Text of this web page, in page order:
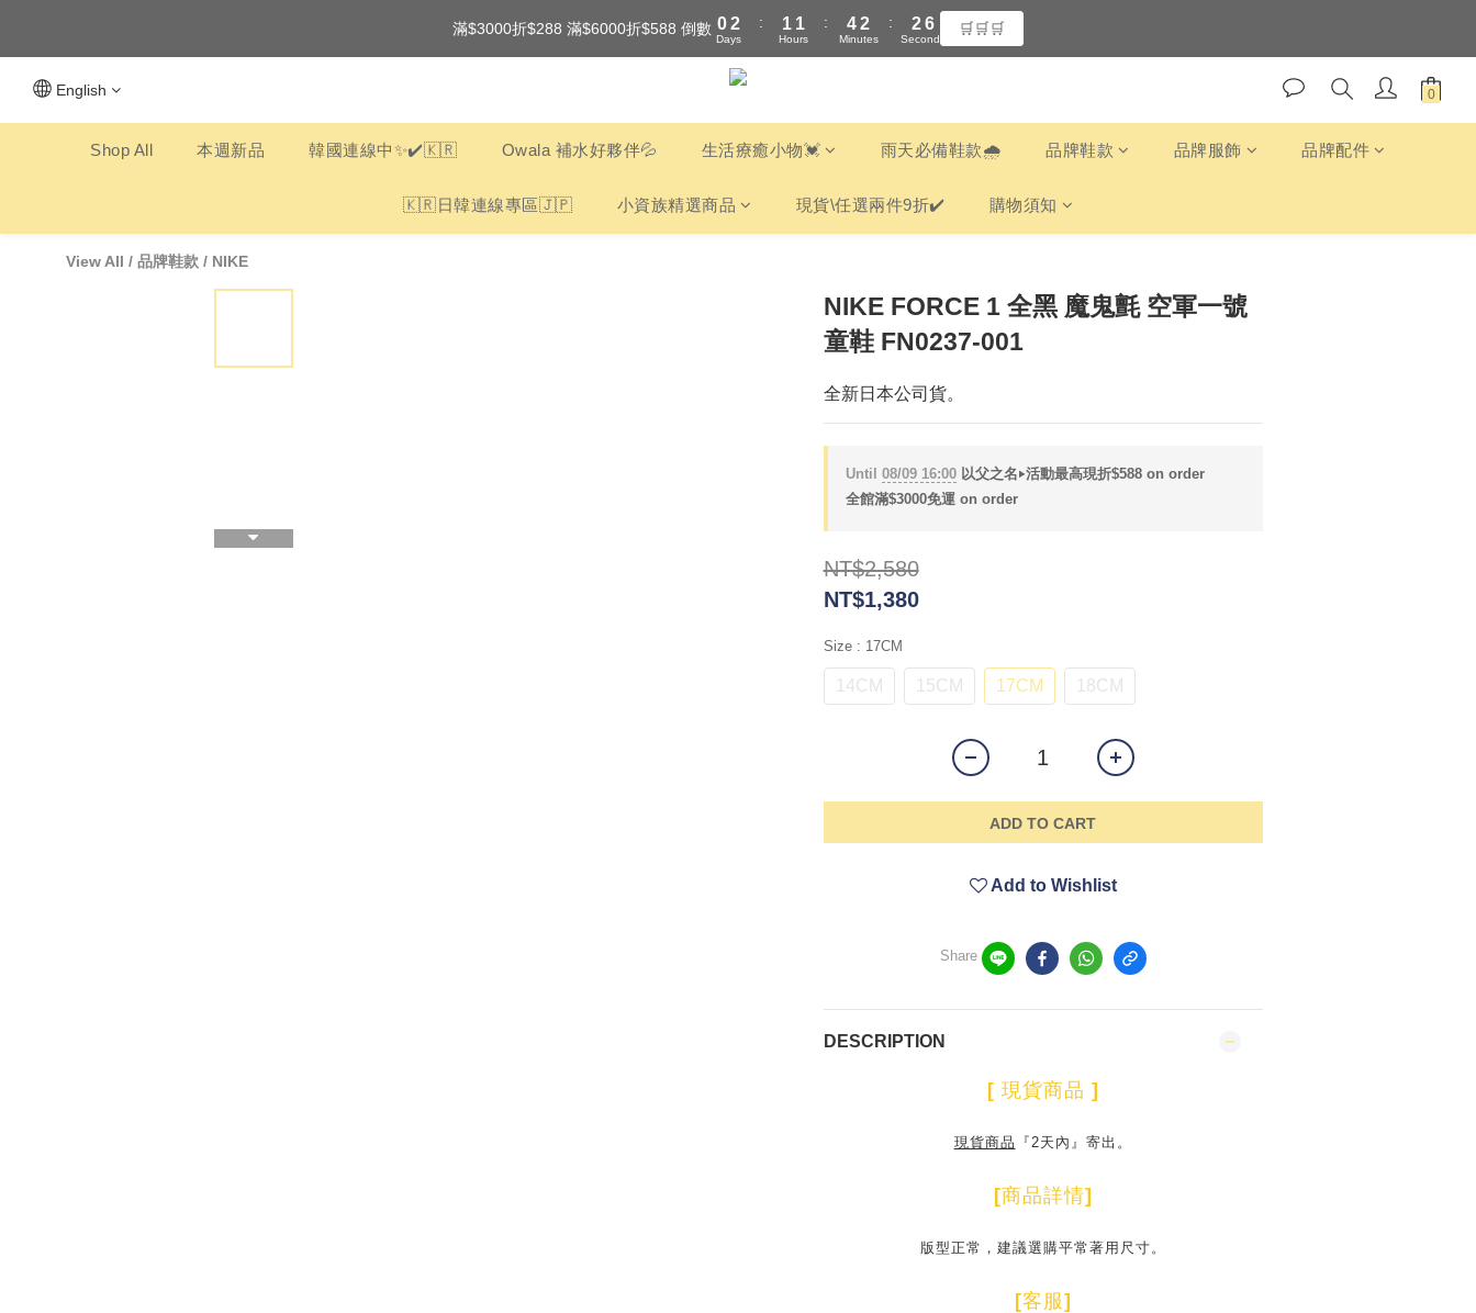
全館滿$3000享『超商』免運費
滿$3000折$288 滿$6000折$588 倒數 02
1
0
Days
:
1
0
1
0
Hours
:
4
3
0
2
1
Minutes
:
2
1
5
4
1
0
Seconds
🛒🛒🛒
全館滿$3000享『超商』免運費
English
Shop All 本週新品 韓國連線中✨✔️🇰🇷 Owala 補水好夥伴💦 生活療癒小物💓 雨天必備鞋款🌧️ 品牌鞋款 品牌服飾 品牌配件
🇰🇷日韓連線專區🇯🇵 小資族精選商品 現貨\任選兩件9折✔️ 購物須知
View All / 品牌鞋款 / NIKE
NIKE FORCE 1 全黑 魔鬼氈 空軍一號
童鞋 FN0237-001
全新日本公司貨。
Until 08/09 16:00以父之名‣活動最高現折$588 on order
全館滿$3000免運 on order
NT$2,580
NT$1,380
Size : 17CM
14CM 15CM 17CM 18CM
ADD TO CART
Add to Wishlist
Share
DESCRIPTION
[ 現貨商品 ]
現貨商品 『2天內』寄出。
[商品詳情]
版型正常，建議選購平常著用尺寸。
[客服]